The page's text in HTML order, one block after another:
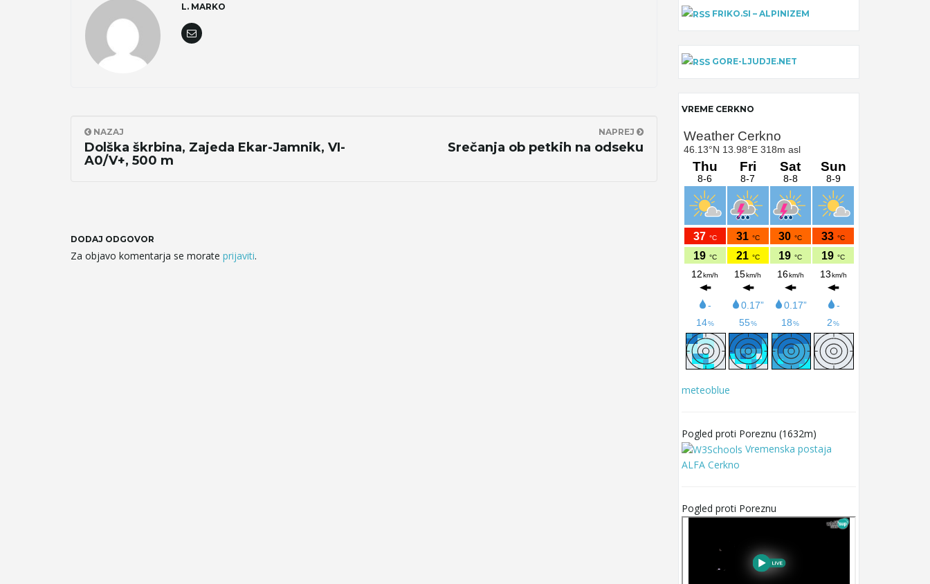
L. MARKO
NAZAJ
Dolška škrbina, Zajeda Ekar-Jamnik, VI-
A0/V+, 500 m
NAPREJ
Srečanja ob petkih na odseku
DODAJ ODGOVOR
Za objavo komentarja se morate prijaviti.
FRIKO.SI – ALPINIZEM
GORE-LJUDJE.NET
VREME CERKNO
meteoblue
Pogled proti Poreznu (1632m)
Vremenska postaja
ALFA Cerkno
Pogled proti Poreznu